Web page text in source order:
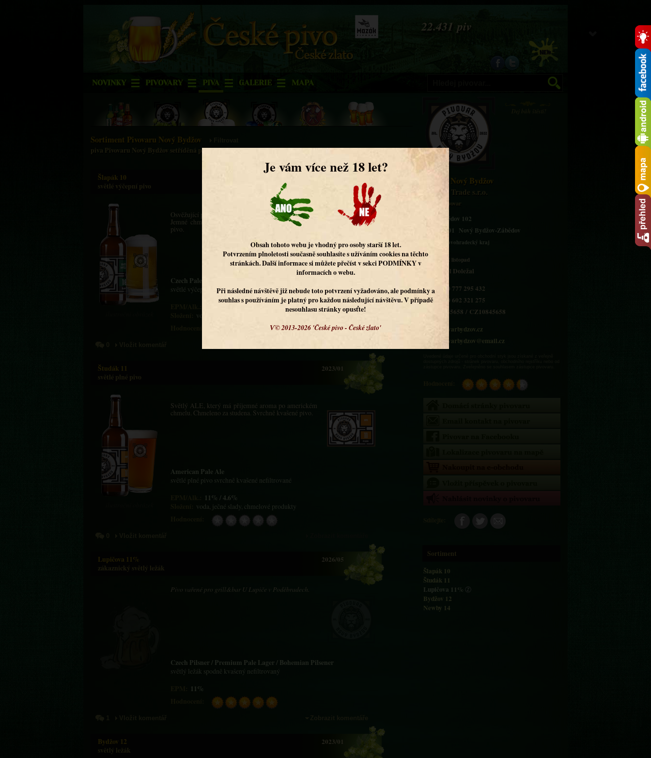
22.431 piv
NOVINKY PIVOVARY PIVA GALERIE MAPA
Sortiment Pivovaru Nový Bydžov
piva Pivovaru Nový Bydžov setříděná podle objemu alkoholu
Šlapák 10
světlé výčepní pivo
Osvěžující pivo určené například po sportu nebo práci.
Jemné chmelové aroma a plná chuť. Světlé výčepní
pivo.
Czech Pale Lager
světlé výčepní pivo spodně kvašené nefiltrované
voda, ječné slady, chmelové produkty
Študák 11
světlé plné pivo
2023/01
Světlý ALE, který má příjemné aroma po americkém
chmelu. Chmeleno za studena. Svrchně kvašené pivo.
American Pale Ale
světlé plné pivo svrchně kvašené nefiltrované
11% / 4.6%
voda, ječné slady, chmelové produkty
Lupičova 11%
zákaznický světlý ležák
2026/05
Pivo vařené pro grill&bar U Lupiče v Poděbradech.
Czech Pilsner / Premium Pale Lager / Bohemian Pilsener
světlý ležák spodně kvašený nefiltrovaný
11%
Bydžov 12
světlý ležák
2023/01
Pivovar Nový Bydžov
DOPEX Trade s.r.o.
létající pivovar
Zábědov 102
504 01 Nový Bydžov-Zábědov
Královohradecký kraj
2022 listopad
Pavel Doležal
+420 777 295 432
+420 602 321 275
10845658 / CZ10845658
pivovarbydzov.cz
pivovarbydzov@email.cz
Sortiment
Šlapák 10
Študák 11
Lupičova 11% Ⓩ
Bydžov 12
Newby 14